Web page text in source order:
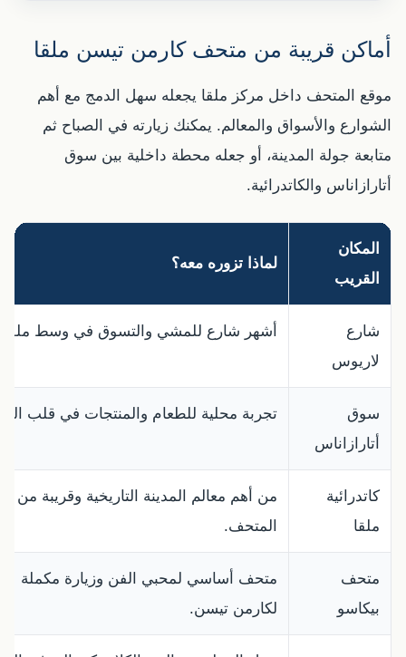
أماكن قريبة من متحف كارمن تيسن ملقا
موقع المتحف داخل مركز ملقا يجعله سهل الدمج مع أهم
الشوارع والأسواق والمعالم. يمكنك زيارته في الصباح ثم
متابعة جولة المدينة، أو جعله محطة داخلية بين سوق
أتارازاناس والكاتدرائية.
المكان
القريب
لماذا تزوره معه؟
شارع
لاريوس
أشهر شارع للمشي والتسوق في وسط ملقا.
سوق
أتارازاناس
تجربة محلية للطعام والمنتجات في قلب
كاتدرائية
ملقا
من أهم معالم المدينة التاريخية وقريبة من
المتحف.
متحف
بيكاسو
متحف أساسي لمحبي الفن وزيارة مكملة
لكارمن تيسن.